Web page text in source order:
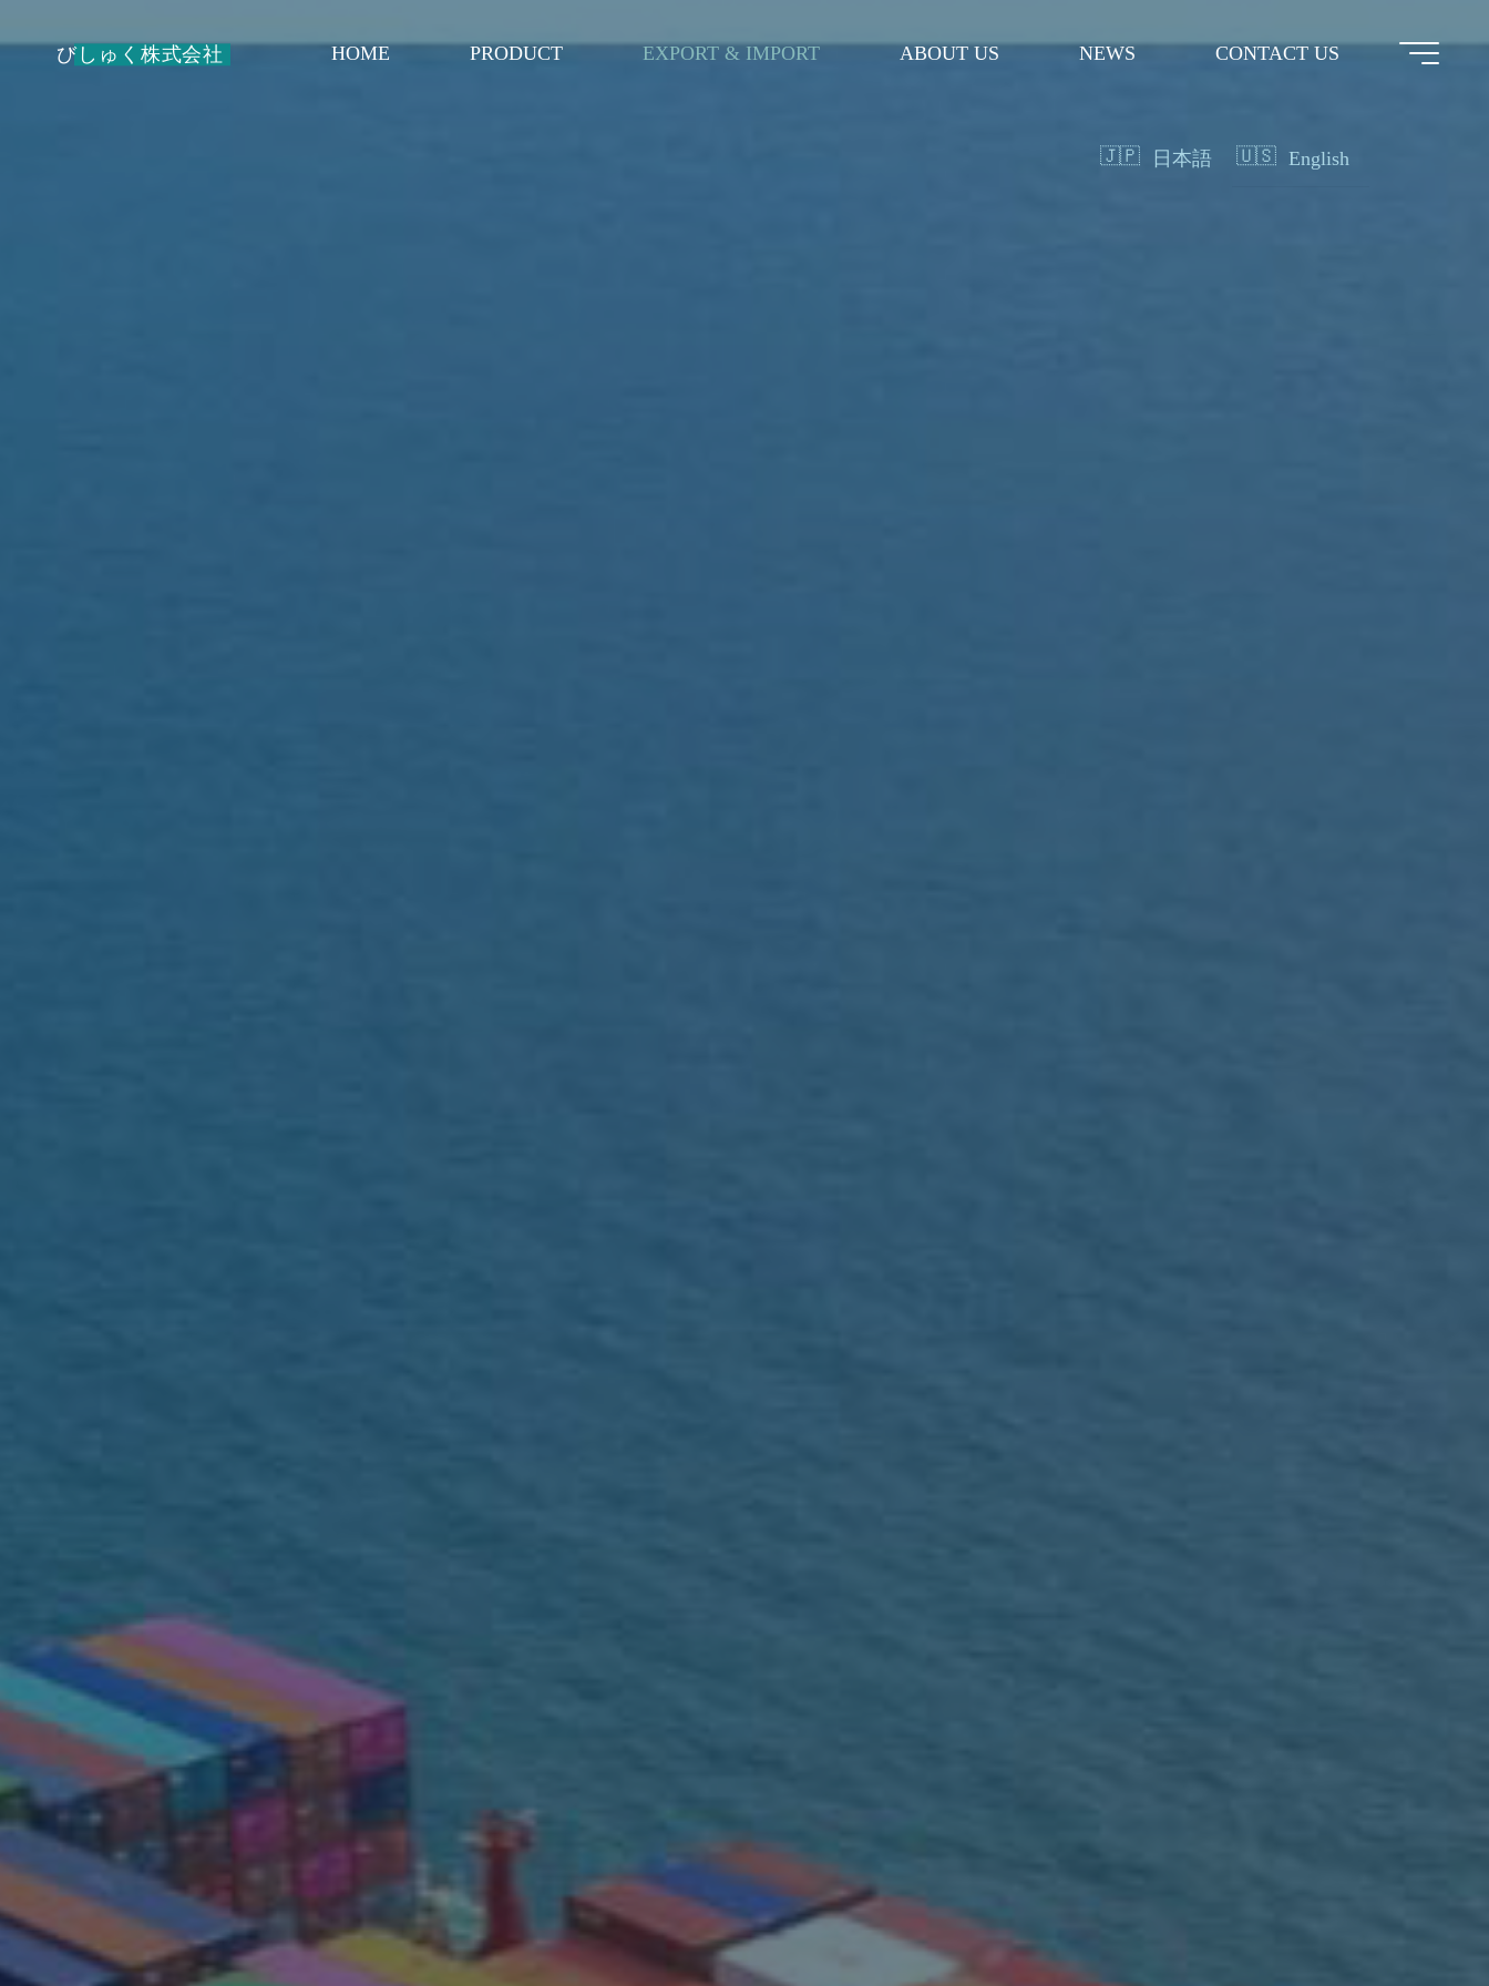
びしゅく株式会社 HOME PRODUCT EXPORT & IMPORT ABOUT US NEWS CONTACT US
English
日本語